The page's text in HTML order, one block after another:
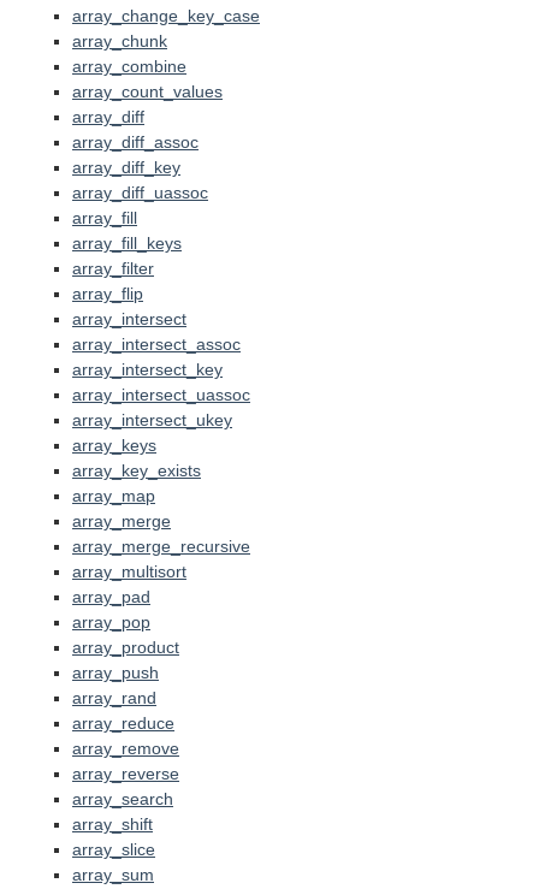
array_change_key_case
array_chunk
array_combine
array_count_values
array_diff
array_diff_assoc
array_diff_key
array_diff_uassoc
array_fill
array_fill_keys
array_filter
array_flip
array_intersect
array_intersect_assoc
array_intersect_key
array_intersect_uassoc
array_intersect_ukey
array_keys
array_key_exists
array_map
array_merge
array_merge_recursive
array_multisort
array_pad
array_pop
array_product
array_push
array_rand
array_reduce
array_remove
array_reverse
array_search
array_shift
array_slice
array_sum